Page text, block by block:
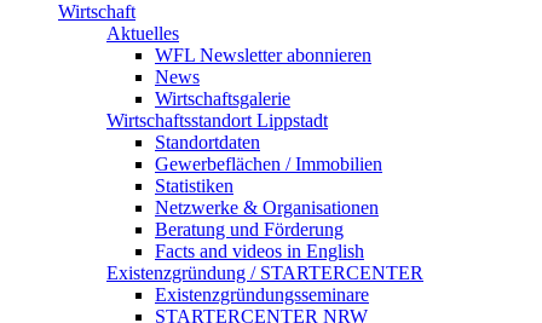
Wirtschaft
Aktuelles
WFL Newsletter abonnieren
News
Wirtschaftsgalerie
Wirtschafts­­standort Lippstadt
Standortdaten
Gewerbeflächen / Immobilien
Statistiken
Netzwerke & Organisationen
Beratung und Förderung
Facts and videos in English
Existenz­gründung / STARTERCENTER
Existenzgründungsseminare
STARTERCENTER NRW